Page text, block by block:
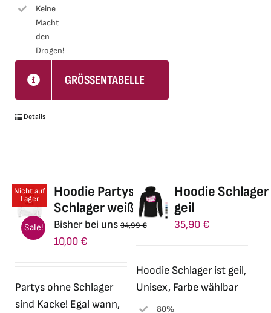
Keine
Macht
den
Drogen!
GRÖSSENTABELLE
Details
Nicht auf
Lager
Sale!
Hoodie Partys ohne
Schlager weiß
Bisher bei uns 34,99€
Ursprünglicher
34,99 €
10,00 €Aktueller
10,00 €.
Partys ohne Schlager
sind Kacke! Egal wann,
Hoodie
geil
35,90 €
Hoodie Schlager ist geil,
Unisex, Farbe wählbar
80%